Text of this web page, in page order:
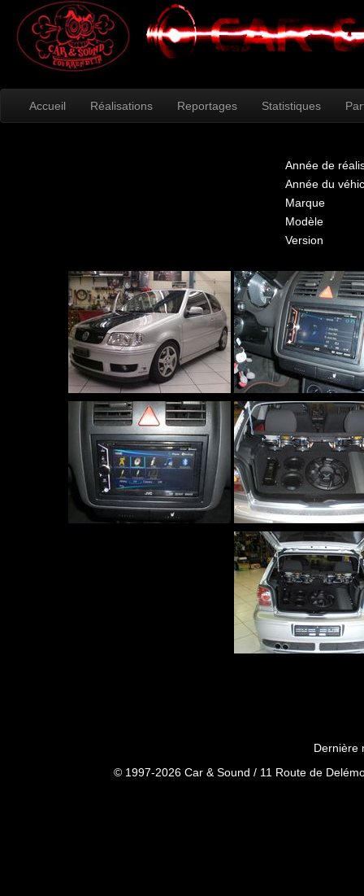
Accueil Réalisations Reportages Statistiques
Année de
Année du
Marque
Modèle
Version
Dernière
© 1997-2026 Car & Sound / 11 Route de